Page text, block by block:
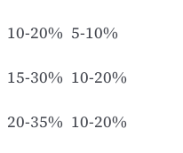
10-20% 5-10%
15-30% 10-20%
20-35% 10-20%